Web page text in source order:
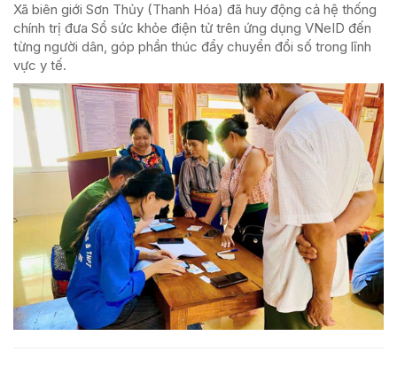
Xã biên giới Sơn Thủy (Thanh Hóa) đã huy động cả hệ thống
chính trị đưa Sổ sức khỏe điện tử trên ứng dụng VNeID đến
từng người dân, góp phần thúc đẩy chuyển đổi số trong lĩnh
vực y tế.